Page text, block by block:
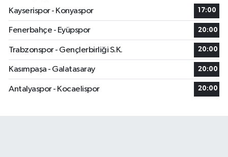
Kayserispor - Konyaspor
17:00
Fenerbahçe - Eyüpspor 20:00
Trabzonspor - Gençlerbirliği S.K. 20:00
Kasımpaşa - Galatasaray 20:00
Antalyaspor - Kocaelispor 20:00